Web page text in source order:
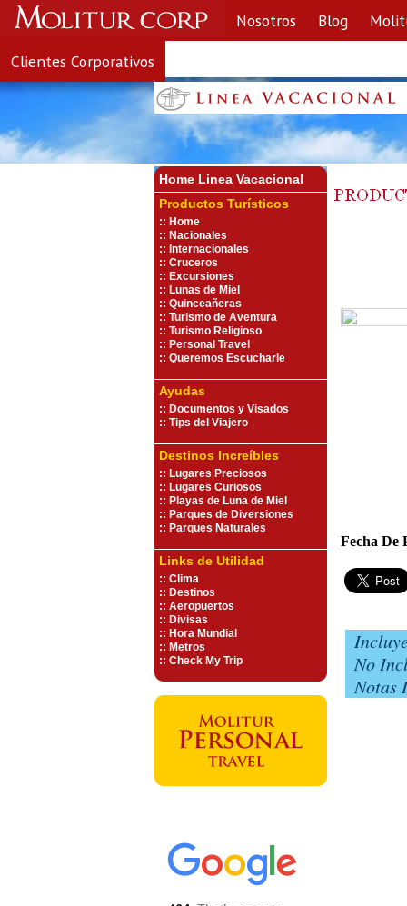
Nosotros Blog
Clientes Corporativos
Home Linea Vacacional
Productos Turísticos
:: Home
:: Nacionales
:: Internacionales
:: Cruceros
:: Excursiones
:: Lunas de Miel
:: Quinceañeras
:: Turismo de Aventura
:: Turismo Religioso
:: Personal Travel
:: Queremos Escucharle
Ayudas
:: Documentos y Visados
:: Tips del Viajero
Destinos Increíbles
:: Lugares Preciosos
:: Lugares Curiosos
:: Playas de Luna de Miel
:: Parques de Diversiones
:: Parques Naturales
Links de Utilidad
:: Clima
:: Destinos
:: Aeropuertos
:: Divisas
:: Hora Mundial
:: Metros
:: Check My Trip
Fecha De
No
Notas